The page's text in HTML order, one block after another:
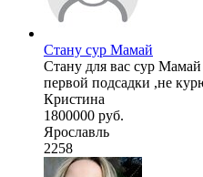
Стану сур Мамай
Стану для вас сур
первой подсадки ,не
Кристина
1800000 руб.
Ярославль
2258